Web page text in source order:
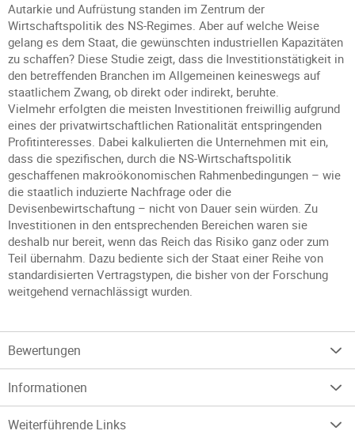
Autarkie und Aufrüstung standen im Zentrum der
Wirtschaftspolitik des NS-Regimes. Aber auf welche Weise
gelang es dem Staat, die gewünschten industriellen Kapazitäten
zu schaffen? Diese Studie zeigt, dass die Investitionstätigkeit in
den betreffenden Branchen im Allgemeinen keineswegs auf
staatlichem Zwang, ob direkt oder indirekt, beruhte.
Vielmehr erfolgten die meisten Investitionen freiwillig aufgrund
eines der privatwirtschaftlichen Rationalität entspringenden
Profitinteresses. Dabei kalkulierten die Unternehmen mit ein,
dass die spezifischen, durch die NS-Wirtschaftspolitik
geschaffenen makroökonomischen Rahmenbedingungen – wie
die staatlich induzierte Nachfrage oder die
Devisenbewirtschaftung – nicht von Dauer sein würden. Zu
Investitionen in den entsprechenden Bereichen waren sie
deshalb nur bereit, wenn das Reich das Risiko ganz oder zum
Teil übernahm. Dazu bediente sich der Staat einer Reihe von
standardisierten Vertragstypen, die bisher von der Forschung
weitgehend vernachlässigt wurden.
Bewertungen
Informationen
Weiterführende Links